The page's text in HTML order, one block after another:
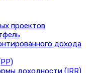
проектов
дохода
доходности (IRR)